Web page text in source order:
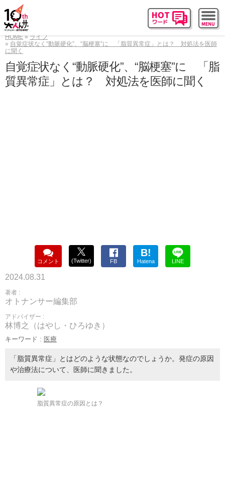
HOME
ライフ
自覚症状なく“動脈硬化”、“脳梗塞”に 「脂質異常症」とは？ 対処法を医師
に聞く
自覚症状なく“動脈硬化”、“脳梗塞”に 「脂
質異常症」とは？ 対処法を医師に聞く
コメント (Twitter) FB
B!
Hatena LINE
2024.08.31
著者 :
オトナンサー編集部
アドバイザー :
林博之（はやし・ひろゆき）
キーワード : 医療
「脂質異常症」とはどのような状態なのでしょうか。発症の原因
や治療法について、医師に聞きました。
脂質異常症の原因とは？